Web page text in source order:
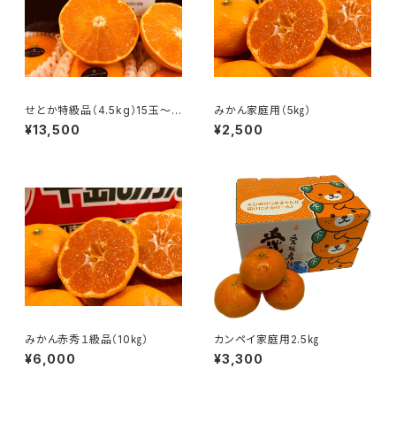
せとか特級品（4.5kg）15玉～2
0玉
¥13,500
みかん家庭用（5㎏）
¥2,500
みかん赤秀１級品（10㎏）
¥6,000
カンペイ家庭用2.5㎏
¥3,300